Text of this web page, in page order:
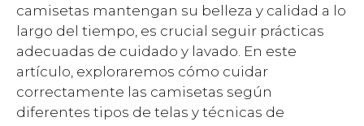
camisetas mantengan su belleza y calidad a lo
largo del tiempo, es crucial seguir prácticas
adecuadas de cuidado y lavado. En este
artículo, exploraremos cómo cuidar
correctamente las camisetas según
diferentes tipos de telas y técnicas de